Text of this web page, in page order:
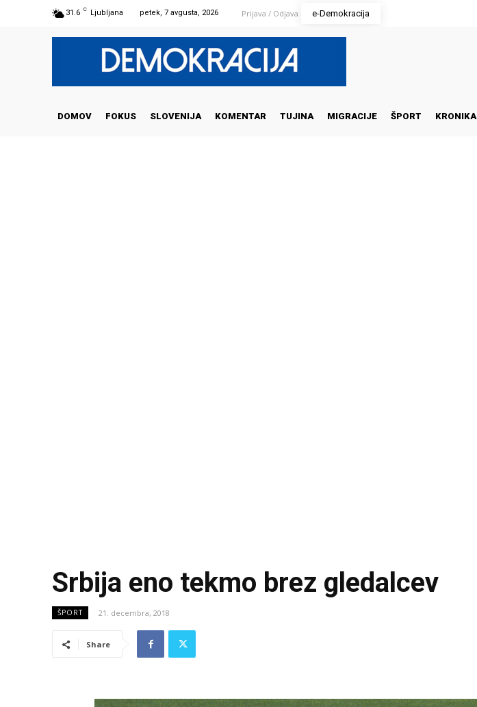
31.6 C Ljubljana petek, 7 avgusta, 2026 Prijava / Odjava e-Demokracija
DOMOV FOKUS SLOVENIJA KOMENTAR TUJINA MIGRACIJE ŠPORT KRONIKA
Srbija eno tekmo brez gledalcev
ŠPORT 21. decembra, 2018
Share